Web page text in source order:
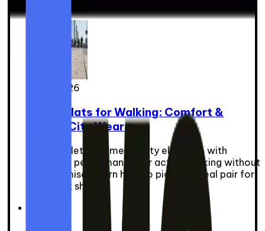
6 juin 2026
Ballet Flats for Walking: Comfort &
Active City Wear 👟
Sport ballet flats merge city elegance with
technical performance for active walking without
compromise. Learn how to pick the ideal pair for
your foot shape.